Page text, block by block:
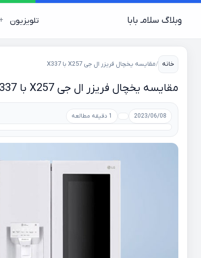
وبلاگ سلامـ بابا تلویزیون
خانه /مقایسه یخچال فریزر ال جی X257 با X337
مقایسه یخچال فریزر ال جی X257 با X337
2023/06/08 1 دقیقه مطالعه